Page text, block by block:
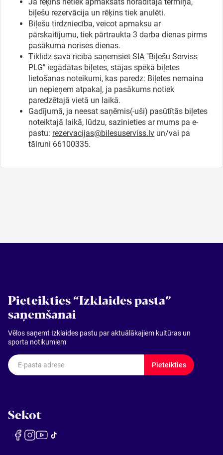
biļešu rezervācija un rēķins tiek anulēti.
Biļešu tirdzniecība, veicot apmaksu ar
pārskaitījumu, tiek pārtraukta 3 darba dienas pirms
pasākuma norises dienas.
Tiklīdz savā rīcībā saņemsiet SIA "Biļešu Serviss
PLG" iegādātas biļetes, stājas spēkā biļetes
lietošanas noteikumi, kas paredz: Biļetes nemaina
un nepieņem atpakaļ, ja pasākums notiek
paredzētajā vietā un laikā.
Gadījumā, ja neesat saņēmis(-uši) pasūtītās biļetes
noteiktajā laikā, lūdzu, sazinieties ar mums pa e-
pastu: rezervacijas@bilesuserviss.lv un/vai pa
tālruni 66100335.
Pieteikties “Izklaides pasta”
saņemšanai
Vēlos saņemt Izklaides pastu par aktuālākajiem kultūras un
sporta notikumiem
E-pasta adrese Pieteikties
Sekot